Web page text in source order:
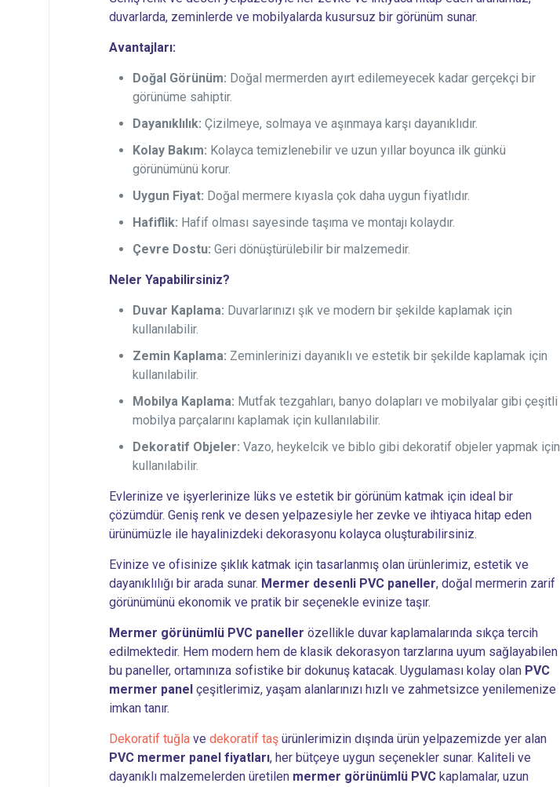
duvarlarda, zeminlerde ve mobilyalarda kusursuz bir görünüm sunar.
Avantajları:
Doğal Görünüm: Doğal mermerden ayırt edilemeyecek kadar gerçekçi bir
görünüme sahiptir.
Dayanıklılık: Çizilmeye, solmaya ve aşınmaya karşı dayanıklıdır.
Kolay Bakım: Kolayca temizlenebilir ve uzun yıllar boyunca ilk günkü
görünümünü korur.
Uygun Fiyat: Doğal mermere kıyasla çok daha uygun fiyatlıdır.
Hafiflik: Hafif olması sayesinde taşıma ve montajı kolaydır.
Çevre Dostu: Geri dönüştürülebilir bir malzemedir.
Neler Yapabilirsiniz?
Duvar Kaplama: Duvarlarınızı şık ve modern bir şekilde kaplamak için
kullanılabilir.
Zemin Kaplama: Zeminlerinizi dayanıklı ve estetik bir şekilde kaplamak için
kullanılabilir.
Mobilya Kaplama: Mutfak tezgahları, banyo dolapları ve mobilyalar gibi çeşitli
mobilya parçalarını kaplamak için kullanılabilir.
Dekoratif Objeler: Vazo, heykelcik ve biblo gibi dekoratif objeler yapmak için
kullanılabilir.
Evlerinize ve işyerlerinize lüks ve estetik bir görünüm katmak için ideal bir
çözümdür. Geniş renk ve desen yelpazesiyle her zevke ve ihtiyaca hitap eden
ürünümüzle ile hayalinizdeki dekorasyonu kolayca oluşturabilirsiniz.
Evinize ve ofisinize şıklık katmak için tasarlanmış olan ürünlerimiz, estetik ve
dayanıklılığı bir arada sunar. Mermer desenli PVC paneller, doğal mermerin zarif
görünümünü ekonomik ve pratik bir seçenekle evinize taşır.
Mermer görünümlü PVC paneller özellikle duvar kaplamalarında sıkça tercih
edilmektedir. Hem modern hem de klasik dekorasyon tarzlarına uyum sağlayabilen
bu paneller, ortamınıza sofistike bir dokunuş katacak. Uygulaması kolay olan PVC
mermer panel çeşitlerimiz, yaşam alanlarınızı hızlı ve zahmetsizce yenilemenize
imkan tanır.
Dekoratif tuğla vedekoratif taş ürünlerimizin dışında ürün yelpazemizde yer alan
PVC mermer panel fiyatları, her bütçeye uygun seçenekler sunar. Kaliteli ve
dayanıklı malzemelerden üretilen mermer görünümlü PVC kaplamalar, uzun